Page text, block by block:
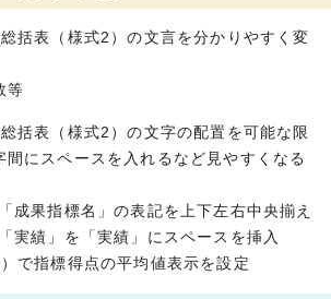
括表（様式2）の文言を分かりやすく変
等
括表（様式2）の文字の配置を可能な限
間にスペースを入れるなど見やすくなる
成果指標名」の表記を上下左右中央揃え
実績」を「実績」にスペースを挿入
で指標得点の平均値表示を設定